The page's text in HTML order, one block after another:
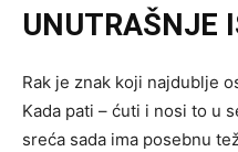
UNUTRAŠNJE
Rak je znak koji najdublje
Kada pati – ćuti i nosi to u
sreća sada ima posebnu